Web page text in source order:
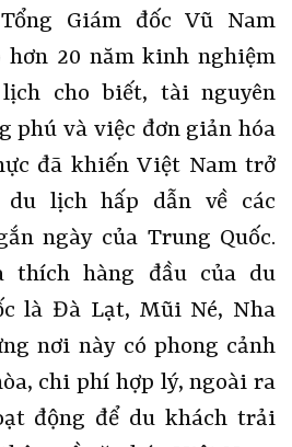
Giám đốc Vũ Nam
hơn 20 năm kinh nghiệm
cho biết, tài nguyên
phú và việc đơn giản hóa
đã khiến Việt Nam trở
du lịch hấp dẫn về các
ngày của Trung Quốc.
thích hàng đầu của du
là Đà Lạt, Mũi Né, Nha
nơi này có phong cảnh
chi phí hợp lý, ngoài ra
động để du khách trải